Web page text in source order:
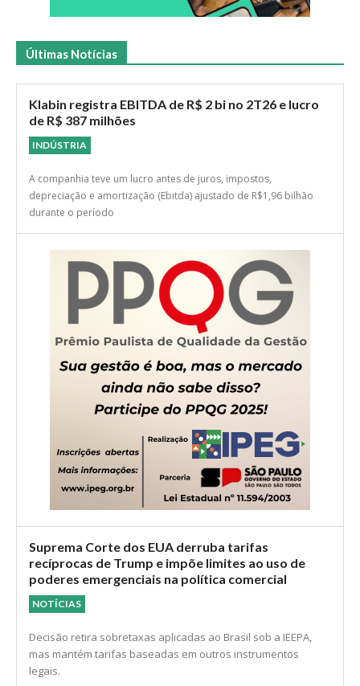
Últimas Notícias
Klabin registra EBITDA de R$ 2 bi no 2T26 e lucro
de R$ 387 milhões
INDÚSTRIA
A companhia teve um lucro antes de juros, impostos,
depreciação e amortização (Ebitda) ajustado de R$1,96 bilhão
durante o período
Suprema Corte dos EUA derruba tarifas
recíprocas de Trump e impõe limites ao uso de
poderes emergenciais na política comercial
NOTÍCIAS
Decisão retira sobretaxas aplicadas ao Brasil sob a IEEPA,
mas mantém tarifas baseadas em outros instrumentos
legais.